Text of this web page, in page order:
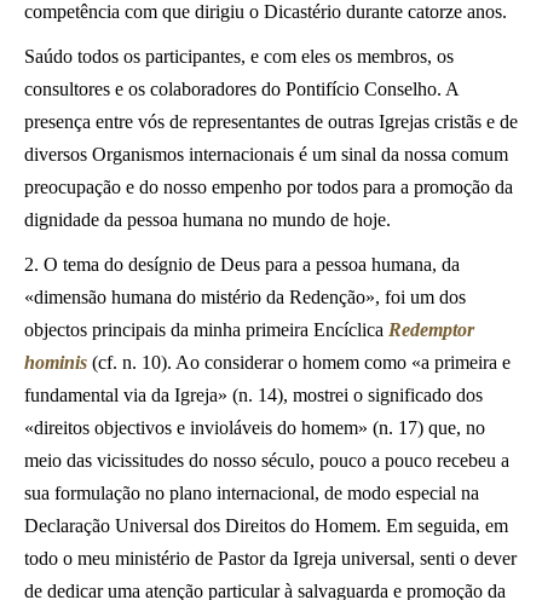
competência com que dirigiu o Dicastério durante catorze anos.
Saúdo todos os participantes, e com eles os membros, os
consultores e os colaboradores do Pontifício Conselho. A
presença entre vós de representantes de outras Igrejas cristãs e de
diversos Organismos internacionais é um sinal da nossa comum
preocupação e do nosso empenho por todos para a promoção da
dignidade da pessoa humana no mundo de hoje.
2. O tema do desígnio de Deus para a pessoa humana, da
«dimensão humana do mistério da Redenção», foi um dos
objectos principais da minha primeira Encíclica Redemptor
hominis (cf. n. 10). Ao considerar o homem como «a primeira e
fundamental via da Igreja» (n. 14), mostrei o significado dos
«direitos objectivos e invioláveis do homem» (n. 17) que, no
meio das vicissitudes do nosso século, pouco a pouco recebeu a
sua formulação no plano internacional, de modo especial na
Declaração Universal dos Direitos do Homem. Em seguida, em
todo o meu ministério de Pastor da Igreja universal, senti o dever
de dedicar uma atenção particular à salvaguarda e promoção da